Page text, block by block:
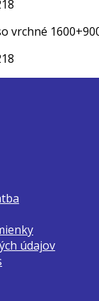
vrchné
údajov